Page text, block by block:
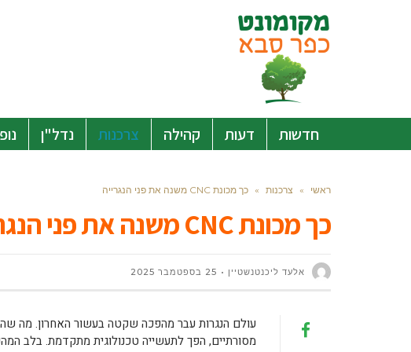
חדשות דעות קהילה צרכנות נדל"ן
ראשי » צרכנות » כך מכונת CNC משנה את פני הנגרייה
כך מכונת CNC משנה את פני הנגרייה
אלעד ליכנטנשטיין 25 בספטמבר 2025
עולם הנגרות עבר מהפכה שקטה בעשור האחרון. מה
מסורתיים, הפך לתעשייה טכנולוגית מתקדמת. בלב